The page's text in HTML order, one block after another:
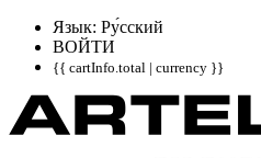
Язык: Pу́сский
ВОЙТИ
{{ cartInfo.total | currency }}